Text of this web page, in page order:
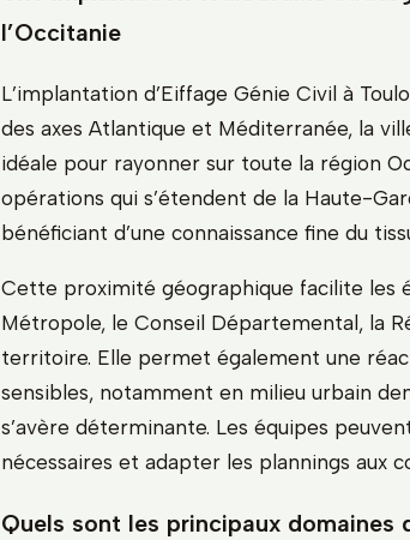
l’Occitanie
L’implantation d’Eiffage Génie Civil à
des axes Atlantique et Méditerranée, la
idéale pour rayonner sur toute la région
opérations qui s’étendent de la Haute-
bénéficiant d’une connaissance fine du
Cette proximité géographique facilite les
Métropole, le Conseil Départemental, la
territoire. Elle permet également une
sensibles, notamment en milieu urbain
s’avère déterminante. Les équipes
nécessaires et adapter les plannings aux
Quels sont les principaux domaines